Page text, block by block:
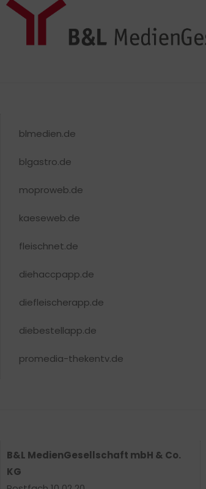
blmedien.de
blgastro.de
moproweb.de
kaeseweb.de
fleischnet.de
diehaccpapp.de
diefleischerapp.de
diebestellapp.de
promedia-thekentv.de
B&L MedienGesellschaft mbH & Co.
KG